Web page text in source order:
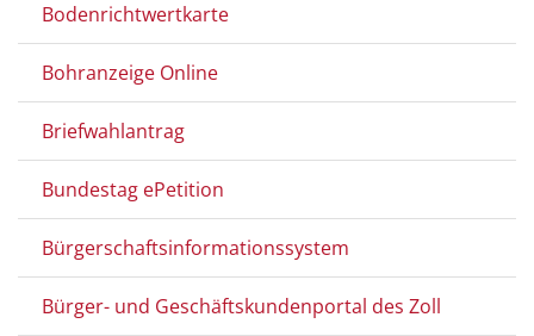
Bodenrichtwertkarte
Bohranzeige Online
Briefwahlantrag
Bundestag ePetition
Bürgerschaftsinformationssystem
Bürger- und Geschäftskundenportal des Zoll